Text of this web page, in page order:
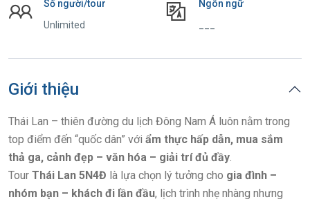
Số người/tour
Unlimited
Ngôn ngữ
Giới thiệu
Thái Lan – thiên đường du lịch Đông Nam Á luôn nằm trong
top điểm đến “quốc dân” với ẩm thực hấp dẫn, mua sắm
thả ga, cảnh đẹp – văn hóa – giải trí đủ đầy.
Tour Thái Lan 5N4Đ là lựa chọn lý tưởng cho gia đình –
nhóm bạn – khách đi lần đầu, lịch trình nhẹ nhàng nhưng